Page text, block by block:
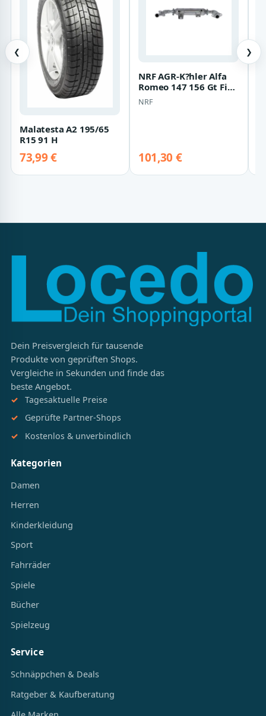
❮
Malatesta A2 195/65
R15 91 H
73,99 €
NRF AGR-K?hler Alfa
Romeo 147 156 Gt Fiat
Bravo Stilo 1,9
NRF
101,30 €
❯
Dein Preisvergleich für tausende
Produkte von geprüften Shops.
Vergleiche in Sekunden und finde das
beste Angebot.
Tagesaktuelle Preise
Geprüfte Partner-Shops
Kostenlos & unverbindlich
Kategorien
Damen
Herren
Kinderkleidung
Sport
Fahrräder
Spiele
Bücher
Spielzeug
Service
Schnäppchen & Deals
Ratgeber & Kaufberatung